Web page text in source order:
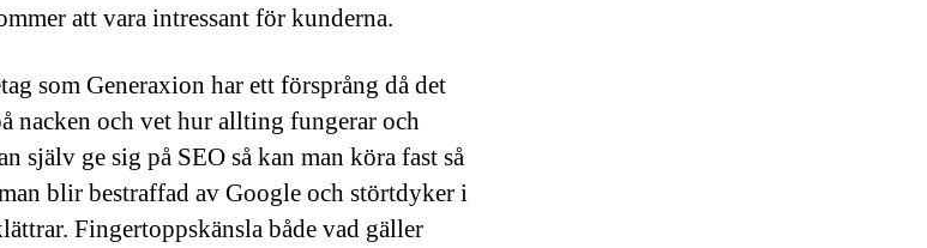
att vara intressant för kunderna.
som Generaxion har ett försprång då det
nacken och vet hur allting fungerar och
själv ge sig på SEO så kan man köra fast så
blir bestraffad av Google och störtdyker i
Fingertoppskänsla både vad gäller